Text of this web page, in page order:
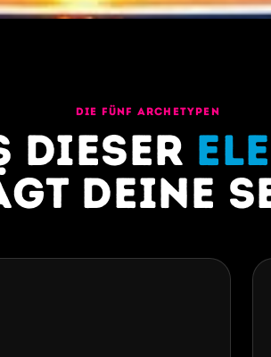
DIE FÜNF ARCHETYPEN
dieser
deine